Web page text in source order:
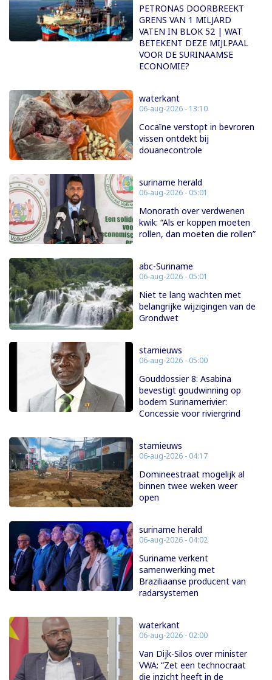
PETRONAS DOORBREEKT
GRENS VAN 1 MILJARD
VATEN IN BLOK 52 | WAT
BETEKENT DEZE MIJLPAAL
VOOR DE SURINAAMSE
ECONOMIE?
waterkant
06-aug-2026 - 13:10
Cocaïne verstopt in bevroren
vissen ontdekt bij
douanecontrole
suriname herald
06-aug-2026 - 05:01
Monorath over verdwenen
kwik: “Als er koppen moeten
rollen, dan moeten die rollen”
abc-Suriname
06-aug-2026 - 05:01
Niet te lang wachten met
belangrijke wijzigingen van de
Grondwet
starnieuws
06-aug-2026 - 05:00
Gouddossier 8: Asabina
bevestigt goudwinning op
bodem Surinamerivier:
Concessie voor riviergrind
starnieuws
06-aug-2026 - 04:17
Domineestraat mogelijk al
binnen twee weken weer
open
suriname herald
06-aug-2026 - 04:02
Suriname verkent
samenwerking met
Braziliaanse producent van
radarsystemen
waterkant
06-aug-2026 - 02:00
Van Dijk-Silos over minister
VWA: “Zet een technocraat
die inzicht heeft in de